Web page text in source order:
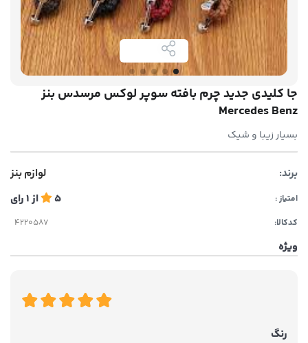
جا کلیدی جدید چرم بافته سوپر لوکس مرسدس بنز
Mercedes Benz
بسیار زیبا و شیک
برند: لوازم بنز
امتیاز : 5 از1رای
کدکالا:
ویژه
رنگ